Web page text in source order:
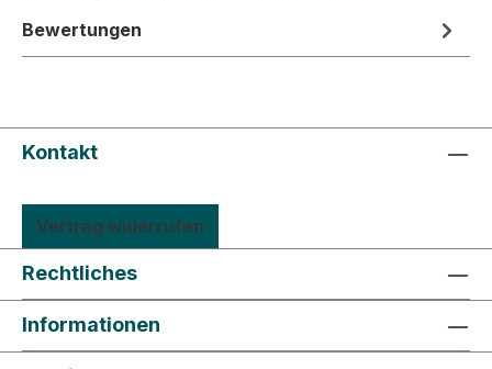
Bewertungen
Kontakt
Vertrag widerrufen
Rechtliches
Informationen